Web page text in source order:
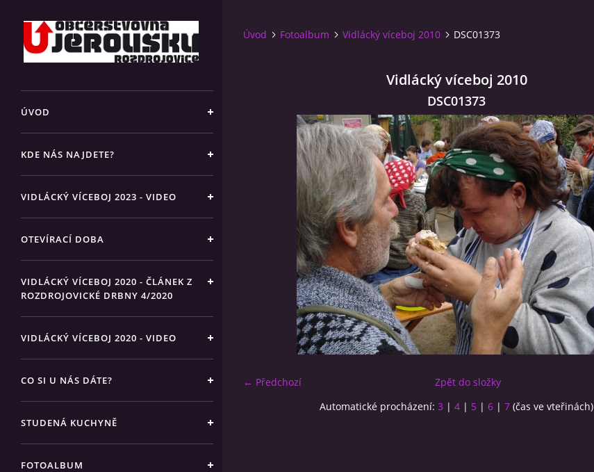
ÚVOD
KDE NÁS NAJDETE?
VIDLÁCKÝ VÍCEBOJ 2023 - VIDEO
OTEVÍRACÍ DOBA
VIDLÁCKÝ VÍCEBOJ 2020 - ČLÁNEK Z
ROZDROJOVICKÉ DRBNY 4/2020
VIDLÁCKÝ VÍCEBOJ 2020 - VIDEO
CO SI U NÁS DÁTE?
STUDENÁ KUCHYNĚ
FOTOALBUM
Úvod Fotoalbum Vidlácký víceboj 2010 DSC01373
Vidlácký víceboj 2010
DSC01373
← Předchozí
Zpět do složky
Automatické procházení: 3 | 4 | 5 | 6 | 7 (čas ve vteřinách)